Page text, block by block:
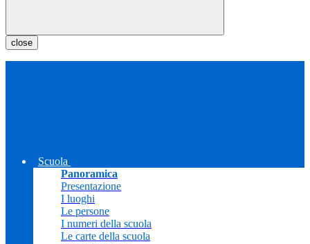
close
Scuola
Panoramica
Presentazione
I luoghi
Le persone
I numeri della scuola
Le carte della scuola